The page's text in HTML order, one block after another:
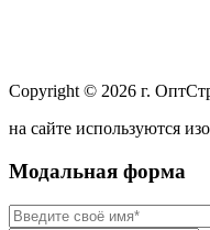
Copyright © 2026 г. Опт
на сайте используются
Модальная форма